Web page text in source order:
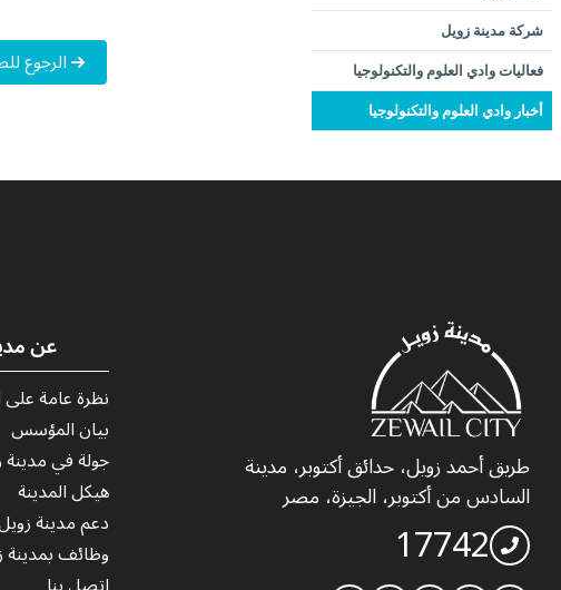
شركة مدينة زويل
فعاليات وادي العلوم والتكنولوجيا
أخبار وادي العلوم والتكنولوجيا
الرجوع
طريق أحمد زويل، حدائق أكتوبر، مدينة
السادس من أكتوبر، الجيزة، مصر
17742
عن
نظرة عامة على
بيان المؤسس
جولة في
هيكل المدينة
دعم مدينة
وظائف بمدينة